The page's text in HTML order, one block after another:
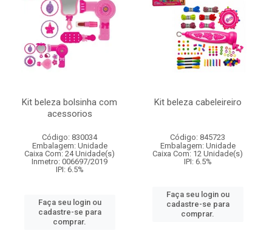
Kit beleza bolsinha com
acessorios
Código: 830034
Embalagem: Unidade
Caixa Com: 24 Unidade(s)
Inmetro: 006697/2019
IPI: 6.5%
Faça seu login ou
cadastre-se para
comprar.
Kit beleza cabeleireiro
Código: 845723
Embalagem: Unidade
Caixa Com: 12 Unidade(s)
IPI: 6.5%
Faça seu login ou
cadastre-se para
comprar.